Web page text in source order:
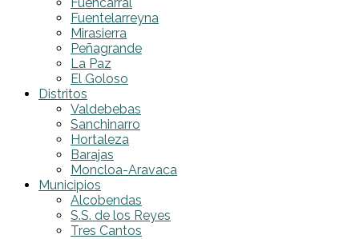
Fuentelarreyna
Mirasierra
Peñagrande
La Paz
El Goloso
Distritos
Valdebebas
Sanchinarro
Hortaleza
Barajas
Moncloa-Aravaca
Municipios
Alcobendas
S.S. de los Reyes
Tres Cantos